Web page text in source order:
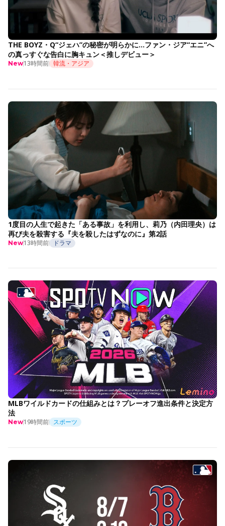
THE BOYZ・Q“ジェハ”の秘密が明らかに…ファン・ジア“エニ”へ
の真っすぐな告白に胸キュン＜推しデビュー＞
New13時間前 韓流・アジア
1度目の人生で起きた「ある事故」を利用し、莉乃（内田理央）は
再び夫を殺害する『夫を殺したはずなのに』第2話
New13時間前 ドラマ
MLBワイルドカードの仕組みとは？プレーオフ進出条件と決定方
法
New19時間前 スポーツ